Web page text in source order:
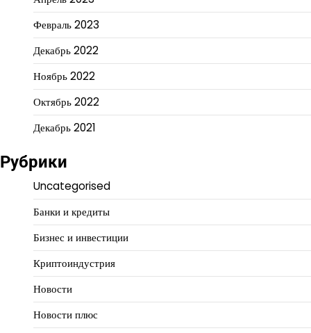
Февраль 2023
Декабрь 2022
Ноябрь 2022
Октябрь 2022
Декабрь 2021
Рубрики
Uncategorised
Банки и кредиты
Бизнес и инвестиции
Криптоиндустрия
Новости
Новости плюс